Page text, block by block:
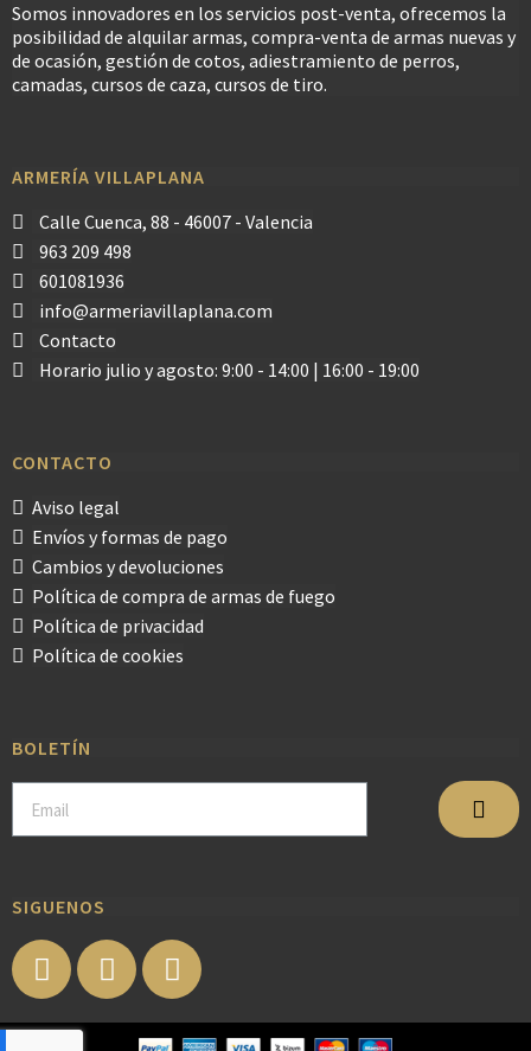
Somos innovadores en los servicios post-venta, ofrecemos la
posibilidad de alquilar armas, compra-venta de armas nuevas y
de ocasión, gestión de cotos, adiestramiento de perros,
camadas, cursos de caza, cursos de tiro.
ARMERÍA VILLAPLANA
Calle Cuenca, 88 - 46007 - Valencia
963 209 498
601081936
info@armeriavillaplana.com
Contacto
Horario julio y agosto: 9:00 - 14:00 | 16:00 - 19:00
CONTACTO
Aviso legal
Envíos y formas de pago
Cambios y devoluciones
Política de compra de armas de fuego
Política de privacidad
Política de cookies
BOLETÍN
SIGUENOS